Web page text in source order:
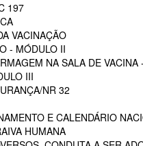
197
VACINAÇÃO
- MÓDULO II
NA SALA DE VACINA
III
NR 32
E CALENDÁRIO
HUMANA